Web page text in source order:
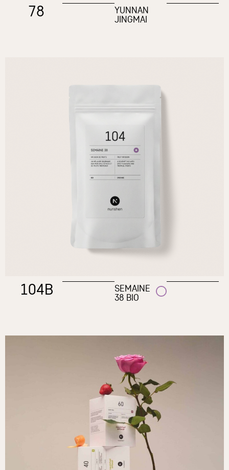
78 YUNNAN
JINGMAI
104B SEMAINE
38 BIO